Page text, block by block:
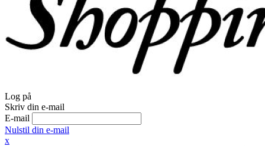
Log på
Skriv din e-mail
E-mail
Nulstil din e-mail
x